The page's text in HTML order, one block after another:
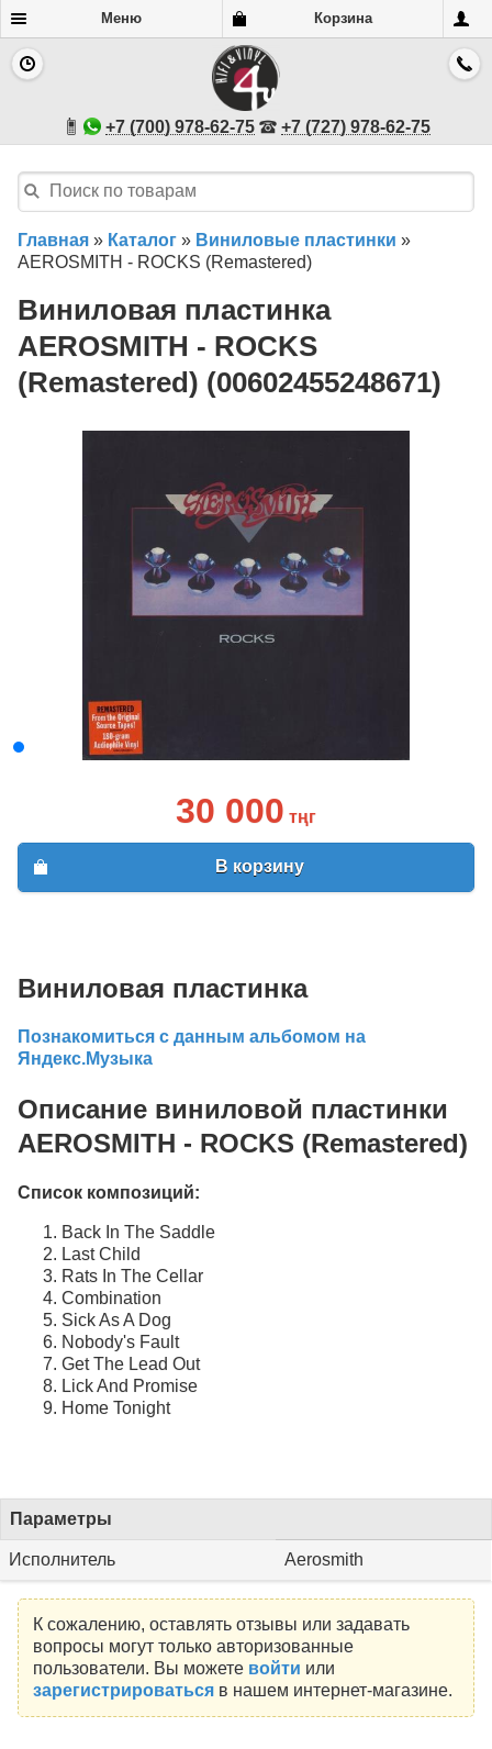
Меню Корзина
+7 (700) 978-62-75 +7 (727) 978-62-75
Главная » Каталог » Виниловые пластинки »
AEROSMITH - ROCKS (Remastered)
Виниловая пластинка
AEROSMITH - ROCKS
(Remastered) (00602455248671)
30 000 тңг
В корзину
Виниловая пластинка
Познакомиться с данным альбомом на
Яндекс.Музыка
Описание виниловой пластинки
AEROSMITH - ROCKS (Remastered)
Список композиций:
Back In The Saddle
Last Child
Rats In The Cellar
Combination
Sick As A Dog
Nobody's Fault
Get The Lead Out
Lick And Promise
Home Tonight
Параметры
Исполнитель Aerosmith
К сожалению, оставлять отзывы или задавать
вопросы могут только авторизованные
пользователи. Вы можете войти или
зарегистрироватьсяв нашем интернет-магазине.